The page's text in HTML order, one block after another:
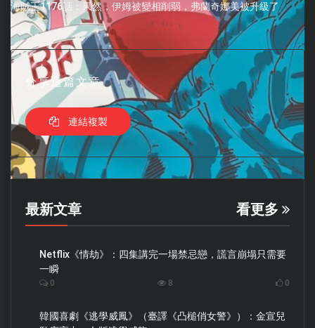
海賊王1176話：果然，伊姆被變相削弱，弗蘭奇娜美被升級了
分享這篇文章
連結複製
最新文章 看更多
Netflix《情劫》：四集講完一場禁忌戀，謊言崩塌只需要
一瞬
0 8 0
韓國喜劇《逃學威鳳》（臺譯《凸槌俏女警》）：金宣兒